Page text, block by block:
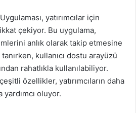
yatırımcılar için
çekiyor. Bu uygulama,
anlık olarak takip etmesine
kullanıcı dostu arayüzü
rahatlıkla kullanılabiliyor.
özellikler, yatırımcıların daha
oluyor.